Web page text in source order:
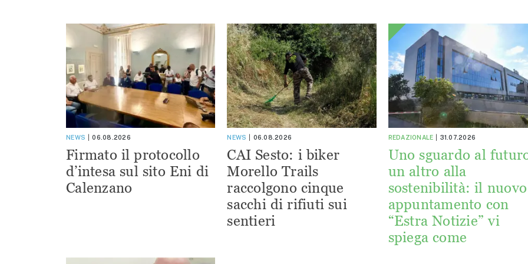
NEWS 06.08.2026
Firmato il protocollo
d’intesa sul sito Eni di
Calenzano
NEWS 06.08.2026
CAI Sesto: i biker
Morello Trails
raccolgono cinque
sacchi di rifiuti sui
sentieri
REDAZIONALE 31.07.2026
Uno sguardo al
un altro alla
sostenibilità: il nuovo
appuntamento con
“Estra Notizie” vi
spiega come